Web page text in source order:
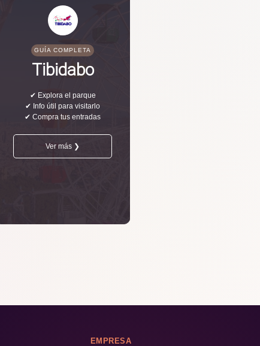
GUÍA COMPLETA
Tibidabo
✔ Explora el parque
✔ Info útil para visitarlo
✔ Compra tus entradas
Ver más ❯
EMPRESA